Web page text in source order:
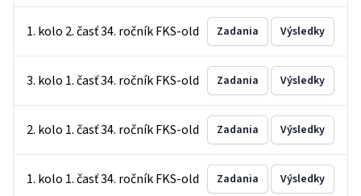
1. kolo 2. časť 34. ročník FKS-old Zadania Výsledky
3. kolo 1. časť 34. ročník FKS-old Zadania Výsledky
2. kolo 1. časť 34. ročník FKS-old Zadania Výsledky
1. kolo 1. časť 34. ročník FKS-old Zadania Výsledky